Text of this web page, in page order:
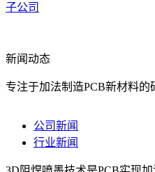
子公司
新闻动态
专注于加法制造PCB新材料的
公司新闻
行业新闻